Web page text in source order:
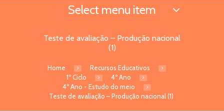
Select menu item
Teste de avaliação – Produção nacional
(1)
Home
Recursos Educativos
1º Ciclo
4º Ano
4º Ano - Estudo do meio
Teste de avaliação – Produção nacional (1)